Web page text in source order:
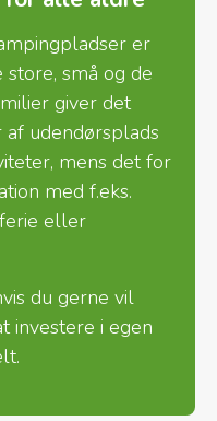
er
små og de
giver det
udendørsplads
mens det for
med f.eks.
eller
du gerne vil
investere i egen